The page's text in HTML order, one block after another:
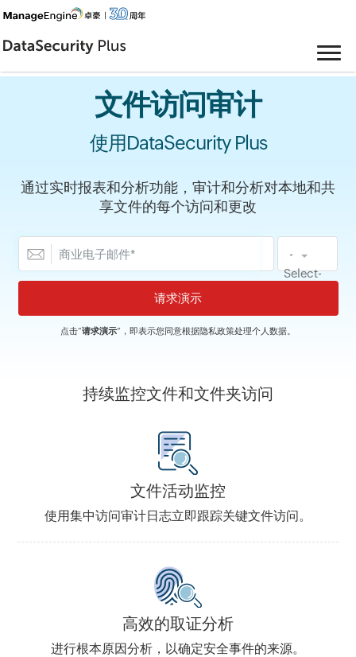
文件访问审计
使用DataSecurity Plus
通过实时报表和分析功能，审计和分析对本地和共
享文件的每个访问和更改
-
Select-
点击“请求演示”，即表示您同意根据隐私政策处理个人数据。
持续监控文件和文件夹访问
文件活动监控
使用集中访问审计日志立即跟踪关键文件访问。
高效的取证分析
进行根本原因分析，以确定安全事件的来源。